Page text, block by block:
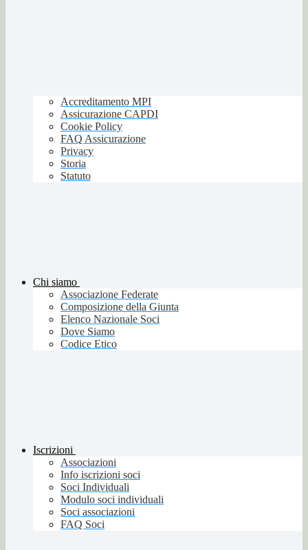
Accreditamento MPI
Assicurazione CAPDI
Cookie Policy
FAQ Assicurazione
Privacy
Storia
Statuto
Chi siamo
Associazione Federate
Composizione della Giunta
Elenco Nazionale Soci
Dove Siamo
Codice Etico
Iscrizioni
Associazioni
Info iscrizioni soci
Soci Individuali
Modulo soci individuali
Soci associazioni
FAQ Soci